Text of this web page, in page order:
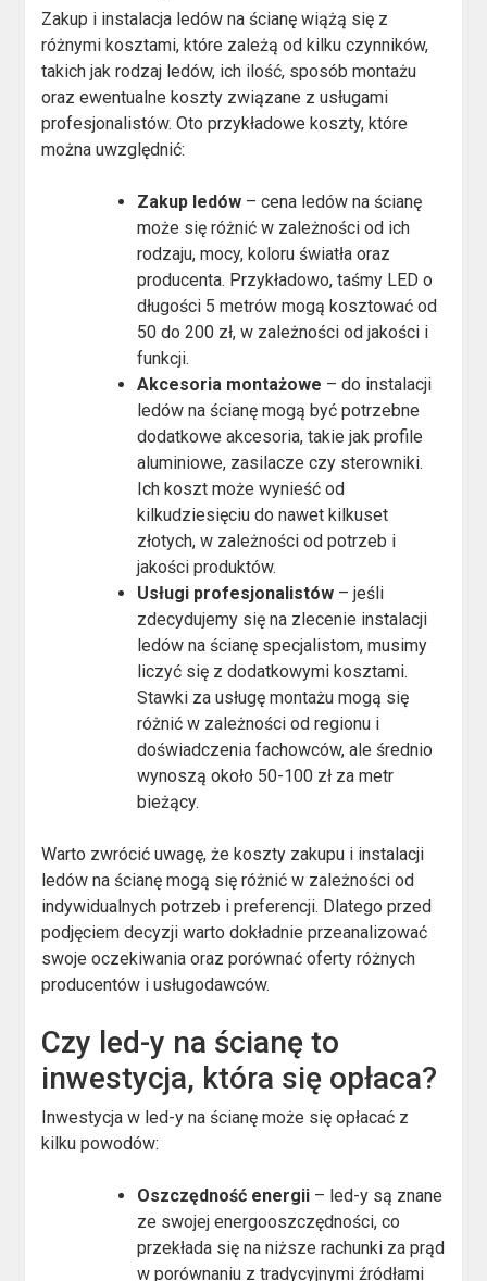
Zakup i instalacja ledów na ścianę wiążą się z
różnymi kosztami, które zależą od kilku czynników,
takich jak rodzaj ledów, ich ilość, sposób montażu
oraz ewentualne koszty związane z usługami
profesjonalistów. Oto przykładowe koszty, które
można uwzględnić:
Zakup ledów – cena ledów na ścianę
może się różnić w zależności od ich
rodzaju, mocy, koloru światła oraz
producenta. Przykładowo, taśmy LED o
długości 5 metrów mogą kosztować od
50 do 200 zł, w zależności od jakości i
funkcji.
Akcesoria montażowe – do instalacji
ledów na ścianę mogą być potrzebne
dodatkowe akcesoria, takie jak profile
aluminiowe, zasilacze czy sterowniki.
Ich koszt może wynieść od
kilkudziesięciu do nawet kilkuset
złotych, w zależności od potrzeb i
jakości produktów.
Usługi profesjonalistów – jeśli
zdecydujemy się na zlecenie instalacji
ledów na ścianę specjalistom, musimy
liczyć się z dodatkowymi kosztami.
Stawki za usługę montażu mogą się
różnić w zależności od regionu i
doświadczenia fachowców, ale średnio
wynoszą około 50-100 zł za metr
bieżący.
Warto zwrócić uwagę, że koszty zakupu i instalacji
ledów na ścianę mogą się różnić w zależności od
indywidualnych potrzeb i preferencji. Dlatego przed
podjęciem decyzji warto dokładnie przeanalizować
swoje oczekiwania oraz porównać oferty różnych
producentów i usługodawców.
Czy led-y na ścianę to
inwestycja, która się opłaca?
Inwestycja w led-y na ścianę może się opłacać z
kilku powodów:
Oszczędność energii – led-y są znane
ze swojej energooszczędności, co
przekłada się na niższe rachunki za prąd
w porównaniu z tradycyjnymi źródłami